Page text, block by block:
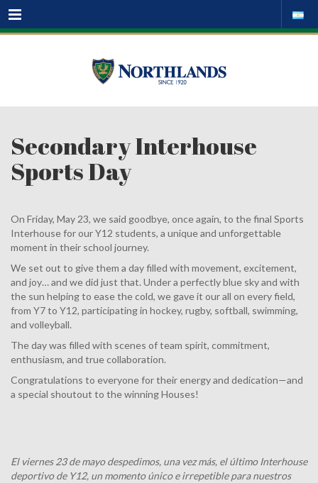
Menu
Secondary Interhouse
Sports Day
On Friday, May 23, we said goodbye, once again, to the final Sports
Interhouse for our Y12 students, a unique and unforgettable
moment in their school journey.
We set out to give them a day filled with movement, excitement,
and joy… and we did just that. Under a perfectly blue sky and with
the sun helping to ease the cold, we gave it our all on every field,
from Y7 to Y12, participating in hockey, rugby, softball, swimming,
and volleyball.
The day was filled with scenes of team spirit, commitment,
enthusiasm, and true collaboration.
Congratulations to everyone for their energy and dedication—and
a special shoutout to the winning Houses!
El viernes 23 de mayo despedimos, una vez más, el último Interhouse
deportivo de Y12, un momento único e irrepetible para nuestros